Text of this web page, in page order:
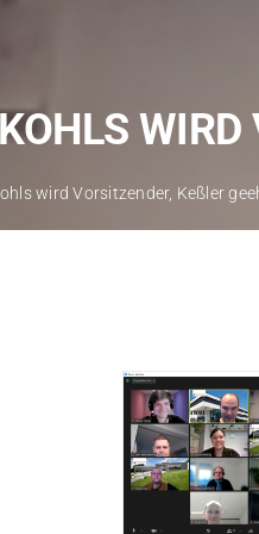
WIRD
wird Vorsitzender, Keßler